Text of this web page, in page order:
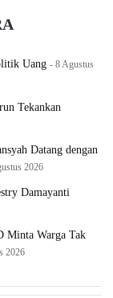
Uang
8 Agustus
Tekankan
Datang dengan
2026
Damayanti
Minta Warga Tak
2026